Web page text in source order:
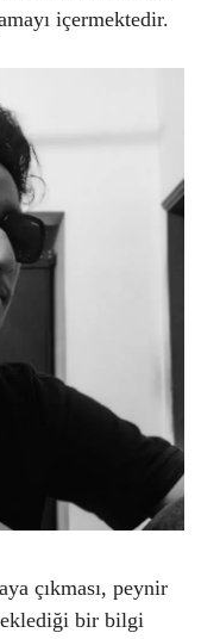
içermektedir.
çıkması, peynir
bir bilgi